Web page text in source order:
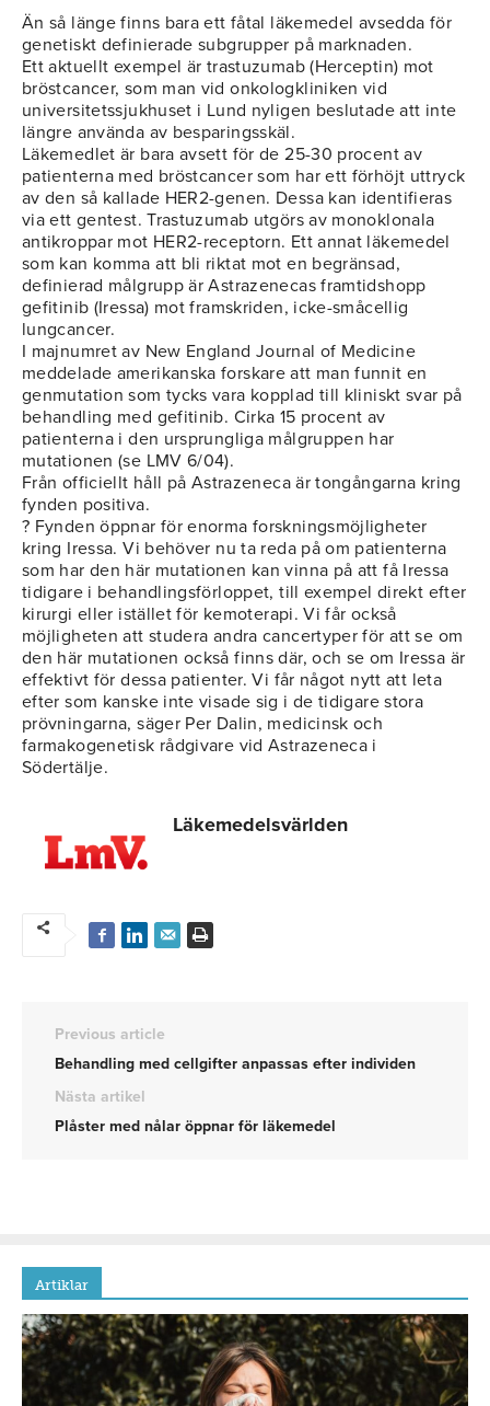
Än så länge finns bara ett fåtal läkemedel avsedda för
genetiskt definierade subgrupper på marknaden.
Ett aktuellt exempel är trastuzumab (Herceptin) mot
bröstcancer, som man vid onkologkliniken vid
universitetssjukhuset i Lund nyligen beslutade att inte
längre använda av besparingsskäl.
Läkemedlet är bara avsett för de 25-30 procent av
patienterna med bröstcancer som har ett förhöjt uttryck
av den så kallade HER2-genen. Dessa kan identifieras
via ett gentest. Trastuzumab utgörs av monoklonala
antikroppar mot HER2-receptorn. Ett annat läkemedel
som kan komma att bli riktat mot en begränsad,
definierad målgrupp är Astrazenecas framtidshopp
gefitinib (Iressa) mot framskriden, icke-småcellig
lungcancer.
I majnumret av New England Journal of Medicine
meddelade amerikanska forskare att man funnit en
genmutation som tycks vara kopplad till kliniskt svar på
behandling med gefitinib. Cirka 15 procent av
patienterna i den ursprungliga målgruppen har
mutationen (se LMV 6/04).
Från officiellt håll på Astrazeneca är tongångarna kring
fynden positiva.
? Fynden öppnar för enorma forskningsmöjligheter
kring Iressa. Vi behöver nu ta reda på om patienterna
som har den här mutationen kan vinna på att få Iressa
tidigare i behandlingsförloppet, till exempel direkt efter
kirurgi eller istället för kemoterapi. Vi får också
möjligheten att studera andra cancertyper för att se om
den här mutationen också finns där, och se om Iressa är
effektivt för dessa patienter. Vi får något nytt att leta
efter som kanske inte visade sig i de tidigare stora
prövningarna, säger Per Dalin, medicinsk och
farmakogenetisk rådgivare vid Astrazeneca i
Södertälje.
Läkemedelsvärlden
Previous article
Behandling med cellgifter anpassas efter individen
Nästa artikel
Plåster med nålar öppnar för läkemedel
Artiklar